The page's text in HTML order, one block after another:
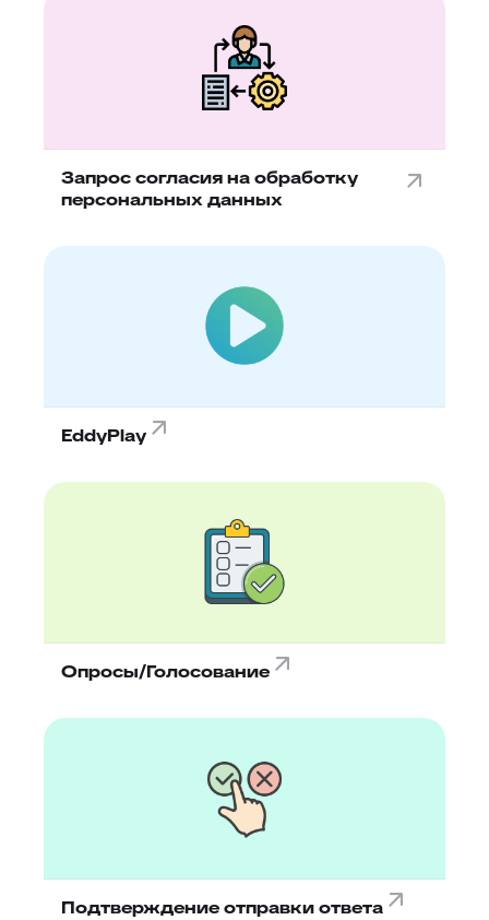
Запрос согласия на обработку
персональных данных
EddyPlay
Опросы/Голосование
Подтверждение отправки ответа